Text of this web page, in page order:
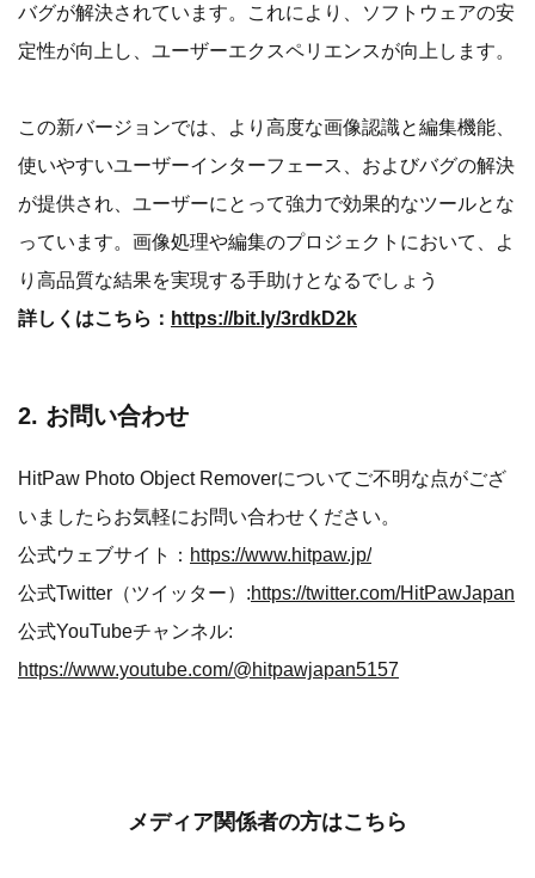
バグが解決されています。これにより、ソフトウェアの安
定性が向上し、ユーザーエクスペリエンスが向上します。
この新バージョンでは、より高度な画像認識と編集機能、
使いやすいユーザーインターフェース、およびバグの解決
が提供され、ユーザーにとって強力で効果的なツールとな
っています。画像処理や編集のプロジェクトにおいて、よ
り高品質な結果を実現する手助けとなるでしょう
詳しくはこちら： https://bit.ly/3rdkD2k
2. お問い合わせ
HitPaw Photo Object Removerについてご不明な点がござ
いましたらお気軽にお問い合わせください。
公式ウェブサイト： https://www.hitpaw.jp/
公式Twitter（ツイッター）:https://twitter.com/HitPawJapan
公式YouTubeチャンネル:
https://www.youtube.com/@hitpawjapan5157
メディア関係者の方はこちら